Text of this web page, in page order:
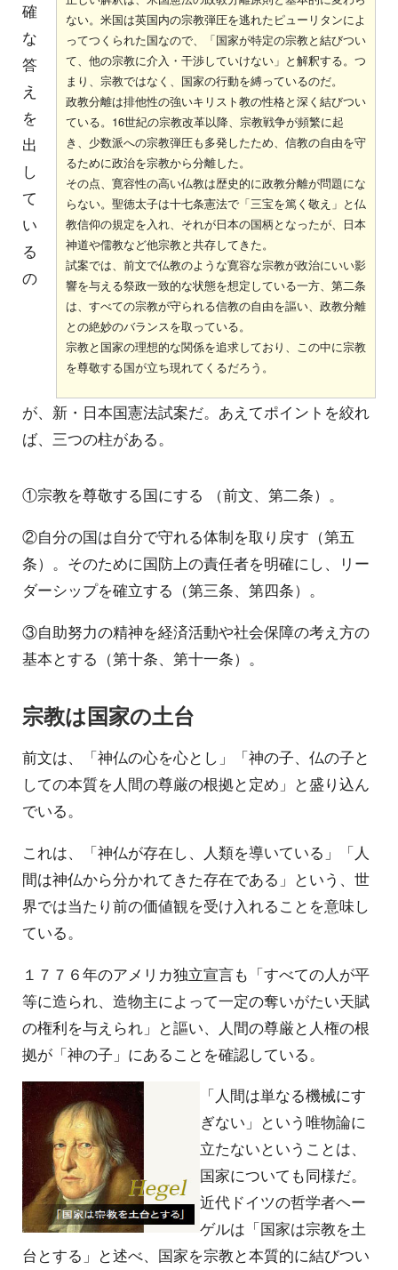
ない。米国は英国内の宗教弾圧を逃れたピューリタンによ
ってつくられた国なので、「国家が特定の宗教と結びつい
て、他の宗教に介入・干渉していけない」と解釈する。つ
まり、宗教ではなく、国家の行動を縛っているのだ。
政教分離は排他性の強いキリスト教の性格と深く結びつい
ている。16世紀の宗教改革以降、宗教戦争が頻繁に起
き、少数派への宗教弾圧も多発したため、信教の自由を守
るために政治を宗教から分離した。
その点、寛容性の高い仏教は歴史的に政教分離が問題にな
らない。聖徳太子は十七条憲法で「三宝を篤く敬え」と仏
教信仰の規定を入れ、それが日本の国柄となったが、日本
神道や儒教など他宗教と共存してきた。
試案では、前文で仏教のような寛容な宗教が政治にいい影
響を与える祭政一致的な状態を想定している一方、第二条
は、すべての宗教が守られる信教の自由を謳い、政教分離
との絶妙のバランスを取っている。
宗教と国家の理想的な関係を追求しており、この中に宗教
を尊敬する国が立ち現れてくるだろう。
確
な
答
え
を
出
し
て
い
る
の
が、新・日本国憲法試案だ。あえてポイントを絞れ
ば、三つの柱がある。
①宗教を尊敬する国にする （前文、第二条）。
②自分の国は自分で守れる体制を取り戻す（第五
条）。そのために国防上の責任者を明確にし、リー
ダーシップを確立する（第三条、第四条）。
③自助努力の精神を経済活動や社会保障の考え方の
基本とする（第十条、第十一条）。
宗教は国家の土台
前文は、「神仏の心を心とし」「神の子、仏の子と
しての本質を人間の尊厳の根拠と定め」と盛り込ん
でいる。
これは、「神仏が存在し、人類を導いている」「人
間は神仏から分かれてきた存在である」という、世
界では当たり前の価値観を受け入れることを意味し
ている。
１７７６年のアメリカ独立宣言も「すべての人が平
等に造られ、造物主によって一定の奪いがたい天賦
の権利を与えられ」と謳い、人間の尊厳と人権の根
拠が「神の子」にあることを確認している。
「人間は単なる機械にす
ぎない」という唯物論に
立たないということは、
国家についても同様だ。
近代ドイツの哲学者ヘー
ゲルは「国家は宗教を土
台とする」と述べ、国家を宗教と本質的に結びつい